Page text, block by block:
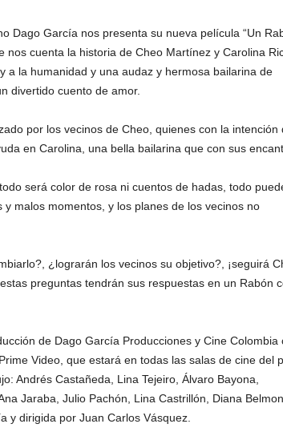
Dago García nos presenta su nueva película “Un
nos cuenta la historia de Cheo Martínez y Carolina
a la humanidad y una audaz y hermosa bailarina de
divertido cuento de amor.
por los vecinos de Cheo, quienes con la intención
en Carolina, una bella bailarina que con sus
será color de rosa ni cuentos de hadas, todo
malos momentos, y los planes de los vecinos no
¿lograrán los vecinos su objetivo?, ¡seguirá
preguntas tendrán sus respuestas en un Rabón
de Dago García Producciones y Cine Colombia
Video, que estará en todas las salas de cine del
Andrés Castañeda, Lina Tejeiro, Álvaro Bayona,
Jaraba, Julio Pachón, Lina Castrillón, Diana
y dirigida por Juan Carlos Vásquez.